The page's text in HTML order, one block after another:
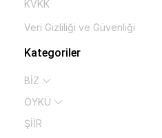
KVKK
Veri Gizliliği ve Güvenliği
Kategoriler
BİZ
ÖYKÜ
ŞİİR